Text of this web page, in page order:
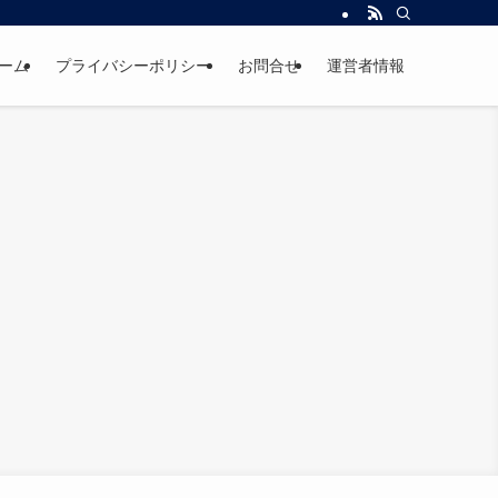
ム プライバシーポリシー お問合せ 運営者情報